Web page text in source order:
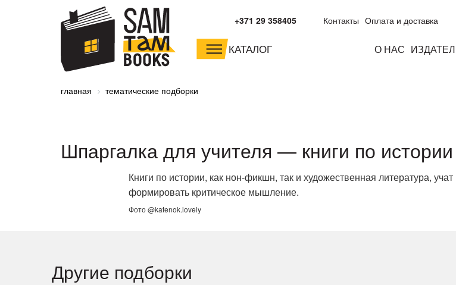
Контакты Оплата и доставка
+371 29 358405
КАТАЛОГ О НАС
малышам и
дошкольникам
младшим школьникам
главная тематические подборки
Шпаргалка для учителя — книги по истории
Книги по истории, как нон-фикшн, так и художественная литература,
формировать критическое мышление.
Фото @katenok.lovely
Другие подборки